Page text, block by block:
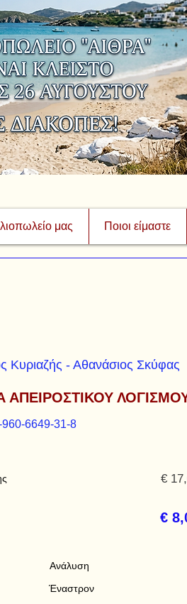
μας Ποιοι είμαστε
Κυριαζής - Αθανάσιος Σκύφας
ΑΠΕΙΡΟΣΤΙΚΟΥ
960-6649-31-8
€
€
Ανάλυση
Έναστρον